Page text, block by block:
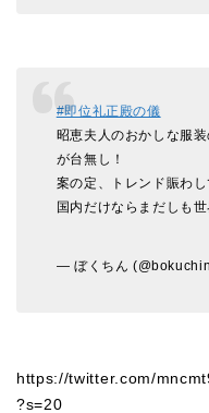
#即位礼正殿の儀
昭恵夫人のおかしな服
が台無し！
案の定、トレンド賑わし
国内だけならまだしも
— ぼくちん
https://twitter.com/
?s=20